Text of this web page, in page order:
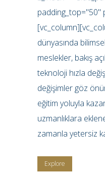
padding_top="50"
dünyasında
meslekler, bakış
teknoloji hızla
değişimler göz
eğitim yoluyla
uzmanlıklara
zamanla yetersiz
Explore